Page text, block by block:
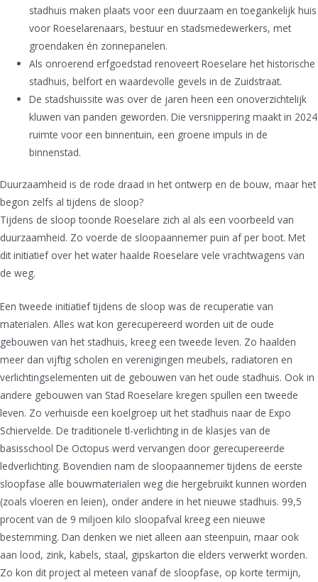
stadhuis maken plaats voor een duurzaam en toegankelijk huis
voor Roeselarenaars, bestuur en stadsmedewerkers, met
groendaken én zonnepanelen.
Als onroerend erfgoedstad renoveert Roeselare het historische
stadhuis, belfort en waardevolle gevels in de Zuidstraat.
De stadshuissite was over de jaren heen een onoverzichtelijk
kluwen van panden geworden. Die versnippering maakt in 2024
ruimte voor een binnentuin, een groene impuls in de
binnenstad.
Duurzaamheid is de rode draad in het ontwerp en de bouw, maar het
begon zelfs al tijdens de sloop?
Tijdens de sloop toonde Roeselare zich al als een voorbeeld van
duurzaamheid. Zo voerde de sloopaannemer puin af per boot. Met
dit initiatief over het water haalde Roeselare vele vrachtwagens van
de weg.
Een tweede initiatief tijdens de sloop was de recuperatie van
materialen. Alles wat kon gerecupereerd worden uit de oude
gebouwen van het stadhuis, kreeg een tweede leven. Zo haalden
meer dan vijftig scholen en verenigingen meubels, radiatoren en
verlichtingselementen uit de gebouwen van het oude stadhuis. Ook in
andere gebouwen van Stad Roeselare kregen spullen een tweede
leven. Zo verhuisde een koelgroep uit het stadhuis naar de Expo
Schiervelde. De traditionele tl-verlichting in de klasjes van de
basisschool De Octopus werd vervangen door gerecupereerde
ledverlichting. Bovendien nam de sloopaannemer tijdens de eerste
sloopfase alle bouwmaterialen weg die hergebruikt kunnen worden
(zoals vloeren en leien), onder andere in het nieuwe stadhuis. 99,5
procent van de 9 miljoen kilo sloopafval kreeg een nieuwe
bestemming. Dan denken we niet alleen aan steenpuin, maar ook
aan lood, zink, kabels, staal, gipskarton die elders verwerkt worden.
Zo kon dit project al meteen vanaf de sloopfase, op korte termijn,